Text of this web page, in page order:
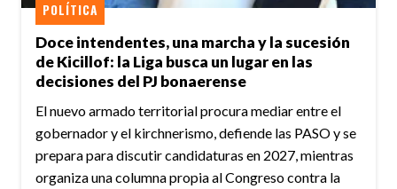
Doce intendentes, una marcha y la sucesión
de Kicillof: la Liga busca un lugar en las
decisiones del PJ bonaerense
POLÍTICA
El nuevo armado territorial procura mediar entre el
gobernador y el kirchnerismo, defiende las PASO y se
prepara para discutir candidaturas en 2027, mientras
organiza una columna propia al Congreso contra la